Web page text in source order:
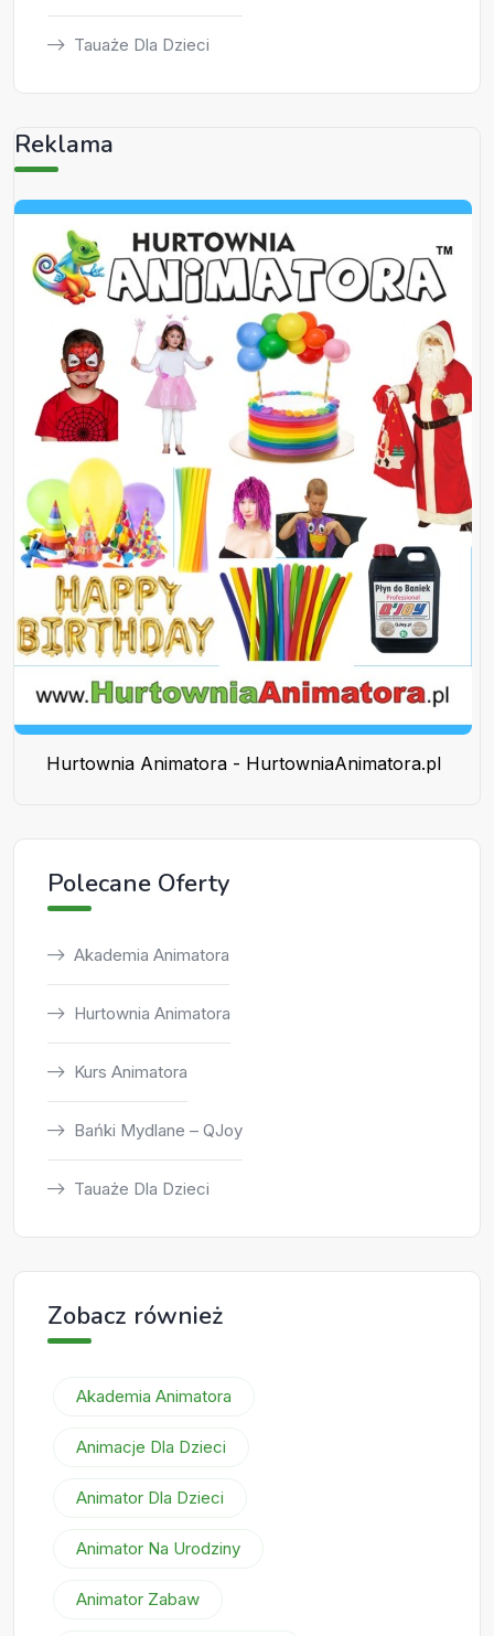
Tauaże Dla Dzieci
Reklama
Hurtownia Animatora - HurtowniaAnimatora.pl
Polecane Oferty
Akademia Animatora
Hurtownia Animatora
Kurs Animatora
Bańki Mydlane – QJoy
Tauaże Dla Dzieci
Zobacz również
Akademia Animatora
Animacje Dla Dzieci
Animator Dla Dzieci
Animator Na Urodziny
Animator Zabaw